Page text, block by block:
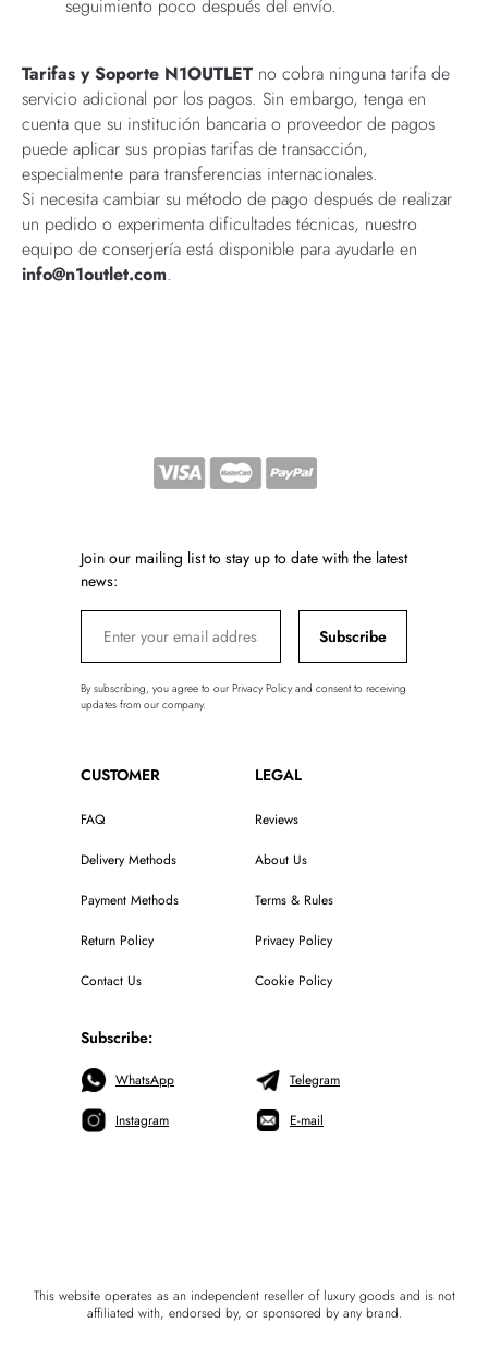
seguimiento poco después del envío.
Tarifas y Soporte N1OUTLET no cobra ninguna tarifa de
servicio adicional por los pagos. Sin embargo, tenga en
cuenta que su institución bancaria o proveedor de pagos
puede aplicar sus propias tarifas de transacción,
especialmente para transferencias internacionales.
Si necesita cambiar su método de pago después de realizar
un pedido o experimenta dificultades técnicas, nuestro
equipo de conserjería está disponible para ayudarle en
info@n1outlet.com.
Join our mailing list to stay up to date with the latest
news:
Subscribe
By subscribing, you agree to our Privacy Policy and consent to receiving
updates from our company.
CUSTOMER
FAQ
Delivery Methods
Payment Methods
Return Policy
Contact Us
LEGAL
Reviews
About Us
Terms & Rules
Privacy Policy
Cookie Policy
Subscribe:
WhatsApp
Instagram
Telegram
E-mail
This website operates as an independent reseller of luxury goods and is not
affiliated with, endorsed by, or sponsored by any brand.